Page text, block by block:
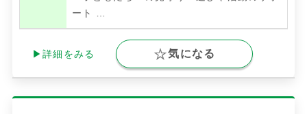
ート
▶詳細をみる 気になる